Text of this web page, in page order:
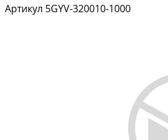
Артикул 5GYV-320010-1000